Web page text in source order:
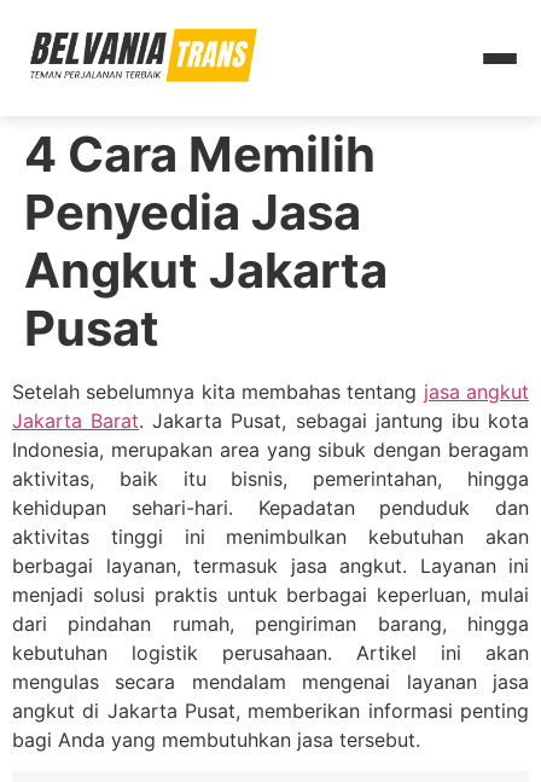
4 Cara Memilih
Penyedia Jasa
Angkut Jakarta
Pusat
Setelah sebelumnya kita membahas tentang jasa angkut
Jakarta Barat. Jakarta Pusat, sebagai jantung ibu kota
Indonesia, merupakan area yang sibuk dengan beragam
aktivitas, baik itu bisnis, pemerintahan, hingga
kehidupan sehari-hari. Kepadatan penduduk dan
aktivitas tinggi ini menimbulkan kebutuhan akan
berbagai layanan, termasuk jasa angkut. Layanan ini
menjadi solusi praktis untuk berbagai keperluan, mulai
dari pindahan rumah, pengiriman barang, hingga
kebutuhan logistik perusahaan. Artikel ini akan
mengulas secara mendalam mengenai layanan jasa
angkut di Jakarta Pusat, memberikan informasi penting
bagi Anda yang membutuhkan jasa tersebut.